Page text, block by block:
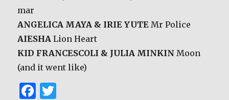
mar
ANGELICA MAYA & IRIE YUTE Mr Police
AIESHA Lion Heart
KID FRANCESCOLI & JULIA MINKIN Moon
(and it went like)
F